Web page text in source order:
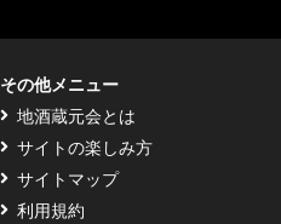
その他メニュー
地酒蔵元会とは
サイトの楽しみ方
サイトマップ
利用規約